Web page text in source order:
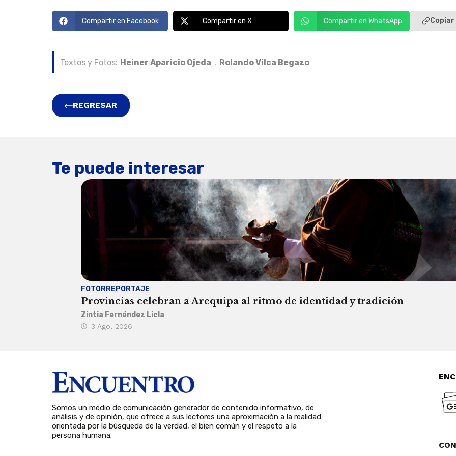
Compartir en Facebook Compartir en X Compartir en WhatsApp Copiar
Textos y Fotos: Heiner Aparicio Ojeda , Rolando Vilca Begazo
REGRESAR
Te puede interesar
FOTORREPORTAJE
Provincias celebran a Arequipa al ritmo de identidad y tradición
Zintia Fernández Licla
3 Ago, 2026
Somos un medio de comunicación generador de contenido informativo, de
análisis y de opinión, que ofrece a sus lectores una aproximación a la realidad
orientada por la búsqueda de la verdad, el bien común y el respeto a la
persona humana.